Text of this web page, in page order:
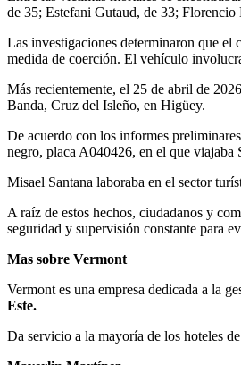
de 35; Estefani Gutaud, de 33;
Las investigaciones determinaron que el
medida de coerción. El vehículo
Más recientemente, el 25 de abril de
Banda, Cruz del Isleño, en Higüey.
De acuerdo con los informes
negro, placa A040426, en el que viajaba
Misael Santana laboraba en el sector
A raíz de estos hechos, ciudadanos y
seguridad y supervisión constante para
Mas sobre Vermont
Vermont es una empresa dedicada a la
Este.
Da servicio a la mayoría de los hoteles